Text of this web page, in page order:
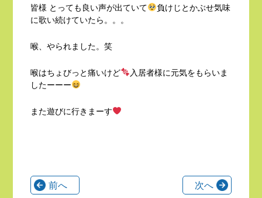
皆様 とっても良い声が出ていて
負けじとかぶせ気味
に歌い続けていたら。。。
喉、やられました。笑
喉はちょびっと痛いけど
入居者様に元気をもらいま
したーーー
また遊びに行きまーす
前へ 次へ